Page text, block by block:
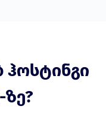
ჰოსტინგი
ზე?